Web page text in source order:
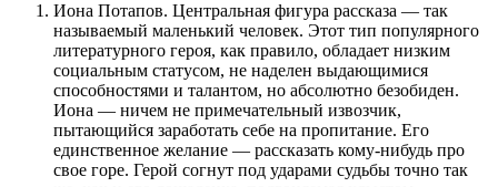
Иона Потапов. Центральная фигура рассказа — так
называемый маленький человек. Этот тип популярного
литературного героя, как правило, обладает низким
социальным статусом, не наделен выдающимися
способностями и талантом, но абсолютно безобиден.
Иона — ничем не примечательный извозчик,
пытающийся заработать себе на пропитание. Его
единственное желание — рассказать кому-нибудь про
свое горе. Герой согнут под ударами судьбы точно так